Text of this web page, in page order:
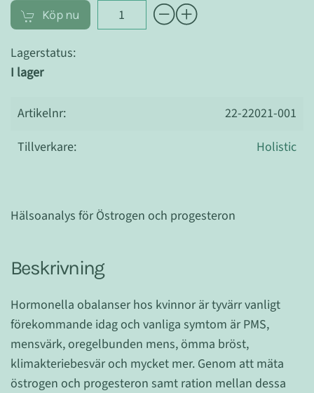
Köp nu
Lagerstatus:
I lager
Artikelnr:
22-22021-001
Tillverkare:
Holistic
Hälsoanalys för Östrogen och progesteron
Beskrivning
Hormonella obalanser hos kvinnor är tyvärr vanligt
förekommande idag och vanliga symtom är PMS,
mensvärk, oregelbunden mens, ömma bröst,
klimakteriebesvär och mycket mer. Genom att mäta
östrogen och progesteron samt ration mellan dessa